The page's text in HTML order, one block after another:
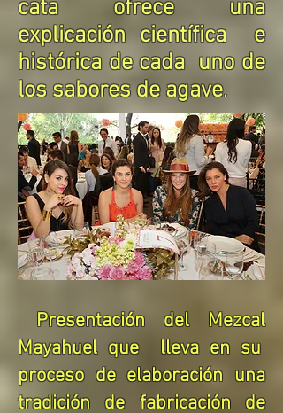
cata ofrece una
explicación científica e
histórica de cada uno de
los sabores de agave.
Presentación del Mezcal
Mayahuel que lleva en su
proceso de elaboración una
tradición de fabricación de